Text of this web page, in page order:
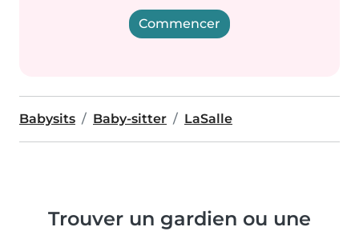
Commencer
Babysits Baby-sitter LaSalle
Trouver un gardien ou une